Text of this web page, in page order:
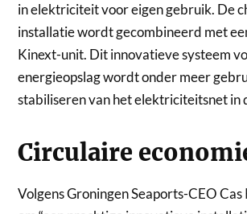
in elektriciteit voor eigen gebruik. De
installatie wordt gecombineerd met
Kinext-unit. Dit innovatieve systeem
energieopslag wordt onder meer
stabiliseren van het elektriciteitsnet in
Circulaire
Volgens Groningen Seaports-CEO